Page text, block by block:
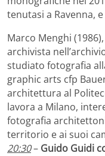
tenutasi a Ravenna,
Marco Menghi
archivista
studiato fotografia
graphic arts cfp
architettura al
lavora a Milano,
fotografia
territorio e ai suoi
20:30– Guido Guidi